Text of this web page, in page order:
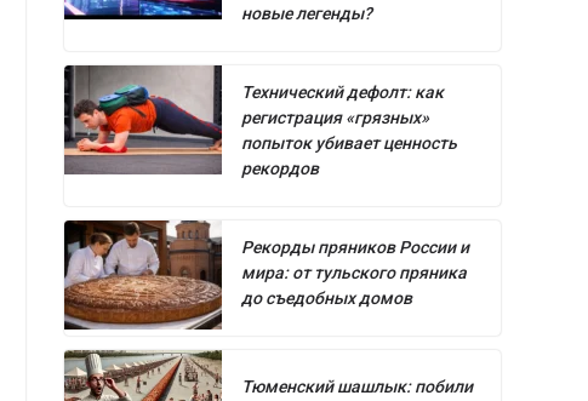
новые легенды?
Технический дефолт: как
регистрация «грязных»
попыток убивает ценность
рекордов
Рекорды пряников России и
мира: от тульского пряника
до съедобных домов
Тюменский шашлык: побили